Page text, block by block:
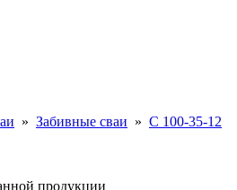
» Забивные сваи » С 100-35-12